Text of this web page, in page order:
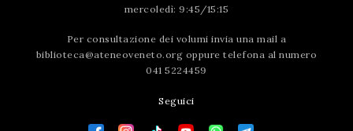
mercoledì: 9:45/15:15
Per consultazione dei volumi invia una mail a
biblioteca@ateneoveneto.org oppure telefona al numero
041 5224459
Seguici